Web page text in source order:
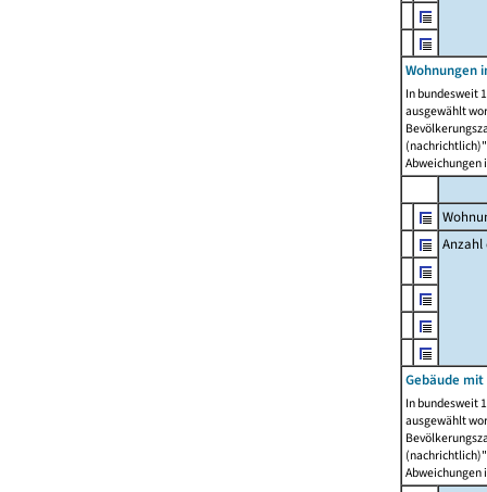
Wohnungen
In bundesweit
ausgewählt
Abweichungen
Anzahl
Gebäude
In bundesweit
ausgewählt
Abweichungen